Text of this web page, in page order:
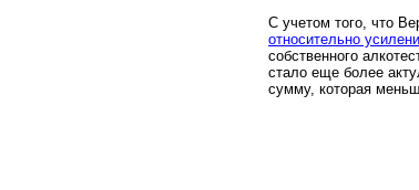
С учетом того, что
относительно
собственного
стало еще более
сумму, которая